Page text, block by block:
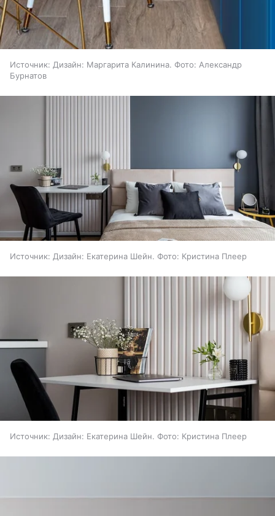
Источник: Дизайн: Маргарита Калинина. Фото: Александр
Бурнатов
Источник: Дизайн: Екатерина Шейн. Фото: Кристина Плеер
Источник: Дизайн: Екатерина Шейн. Фото: Кристина Плеер